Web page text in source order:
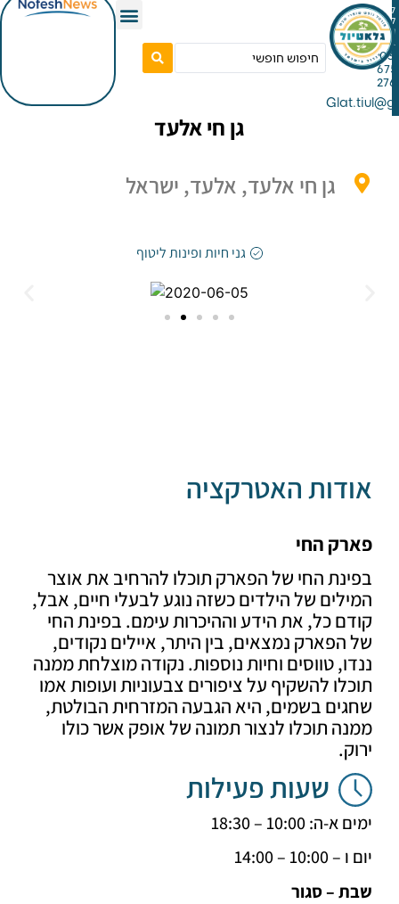
גן חי אלעד
גן חי אלעד, אלעד, ישראל
גני חיות ופינות ליטוף
האטרקציה
החי
החי של הפארק תוכלו להרחיב את אוצר
של הילדים כשזה נוגע לבעלי חיים, אבל,
כל, את הידע וההיכרות עימם. בפינת החי
נמצאים, בין היתר, איילים נקודים,
טווסים וחיות נוספות. נקודה מוצלחת ממנה
להשקיף על ציפורים צבעוניות ועופות אמו
בשמים, היא הגבעה המזרחית הבולטת,
תוכלו לנצור תמונה של אופק אשר כולו
שעות פעילות
– 18:30
– סגור